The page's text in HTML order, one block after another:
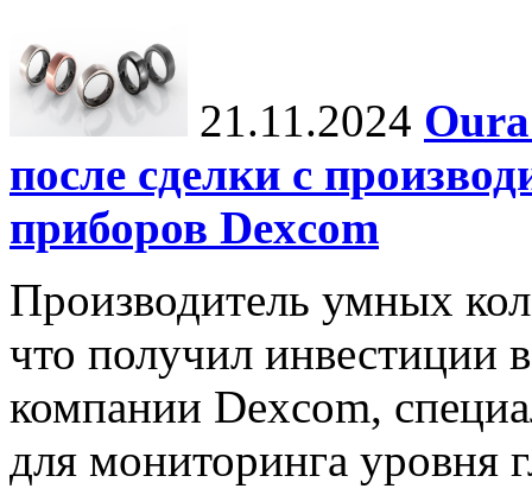
21.11.2024
после сделки с
приборов Dexcom
Производитель умных
что получил инвестиции
компании Dexcom,
для мониторинга уровня